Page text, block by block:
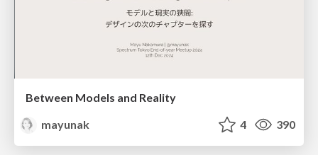
Between Models and Reality
mayunak
4 390